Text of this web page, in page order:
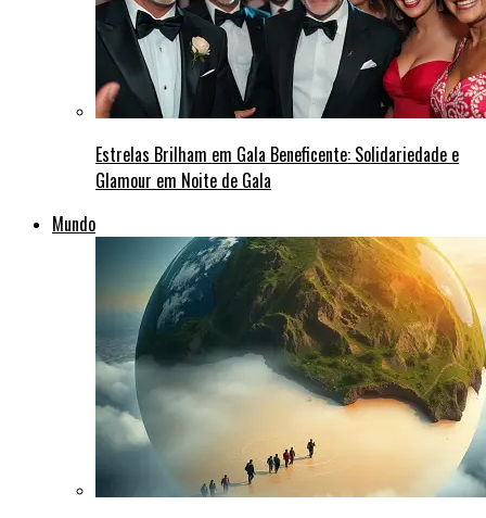
Estrelas Brilham em Gala Beneficente: Solidariedade e
Glamour em Noite de Gala
Mundo